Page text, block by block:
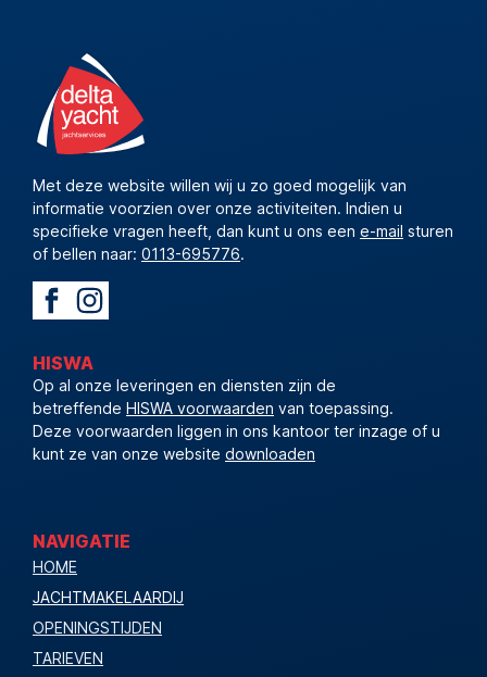
Met deze website willen wij u zo goed mogelijk van
informatie voorzien over onze activiteiten. Indien u
specifieke vragen heeft, dan kunt u ons een e-mail sturen
of bellen naar: 0113-695776.
HISWA
Op al onze leveringen en diensten zijn de
betreffende HISWA voorwaarden van toepassing.
Deze voorwaarden liggen in ons kantoor ter inzage of u
kunt ze van onze website downloaden
NAVIGATIE
HOME
JACHTMAKELAARDIJ
OPENINGSTIJDEN
TARIEVEN